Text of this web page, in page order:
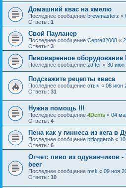
Домашний квас на хмелю
Последнее сообщение brewmasterz «
Ответы: 1
Свой Пауланер
Последнее сообщение Сергей2008 «
Ответы: 3
Пивоваренное оборудование
Последнее сообщение zdfter « 30 июн
Подскажите рецепты кваса
Последнее сообщение стыч « 08 июн
Ответы: 31
Нужна помощь !!!
Последнее сообщение 4Denis « 04
Ответы: 4
Пена как у гиннеса из кега в
Последнее сообщение bitloggerob «
Ответы: 6
Отчет: пиво из одуванчиков
beer
Последнее сообщение msk « 09 ноя
Ответы: 10